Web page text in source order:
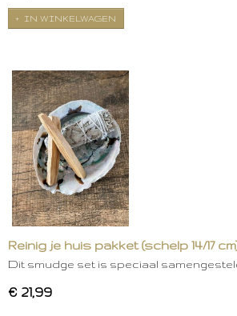
IN WINKELWAGEN
Reinig je huis pakket (schelp 14/17
Dit smudge set is speciaal
€ 21,99